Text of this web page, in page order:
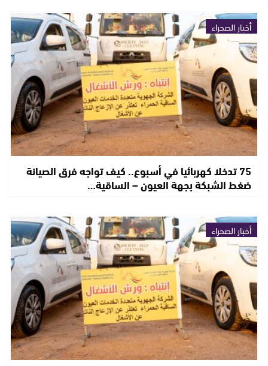
أخبار الصحراء
75 تدخلا كهربائيا في أسبوع.. كيف تواجه فرق الصيانة
ضغط الشبكة بجهة العيون – الساقية…
أخبار الصحراء